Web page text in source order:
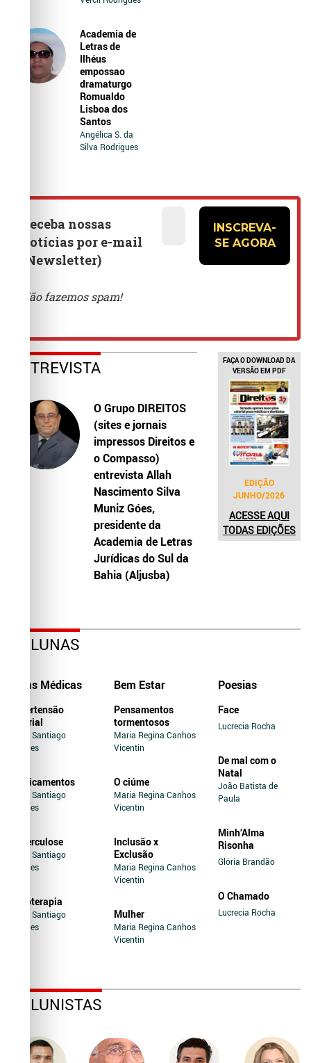
Academia de
Letras de
Ilhéus
empossao
dramaturgo
Romualdo
Lisboa dos
Santos
Angélica S. da
Silva Rodrigues
ENTREVISTA
O Grupo DIREITOS
(sites e jornais
impressos Direitos e
o Compasso)
entrevista Allah
Nascimento Silva
Muniz Góes,
presidente da
Academia de Letras
Jurídicas do Sul da
Bahia (Aljusba)
FAÇA O DOWNLOAD DA
VERSÃO EM PDF
EDIÇÃO
JUNHO/2026
ACESSE AQUI
TODAS EDIÇÕES
COLUNAS
Dicas Médicas
Hipertensão
Arterial
Jairo Santiago
Novaes
Medicamentos
Jairo Santiago
Novaes
Tuberculose
Jairo Santiago
Novaes
Soroterapia
Jairo Santiago
Novaes
Bem Estar
Pensamentos
tormentosos
Maria Regina Canhos
Vicentin
O ciúme
Maria Regina Canhos
Vicentin
Inclusão x
Exclusão
Maria Regina Canhos
Vicentin
Mulher
Maria Regina Canhos
Vicentin
Poesias
Face
Lucrecia Rocha
De mal com o
Natal
João Batista de
Paula
Minh’Alma
Risonha
Glória Brandão
O Chamado
Lucrecia Rocha
COLUNISTAS